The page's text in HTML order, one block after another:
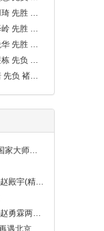
2026第20届全国象棋等级赛男子组[2]:陈羽琦 先胜 胡钧炫
2026第20届全国象棋等级赛男子组[2]:张泽岭 先胜 吴熙贤
2026第20届全国象棋等级赛男子组[2]:李悦华 先胜 王子秦
2026第20届全国象棋等级赛男子组[2]:郭煜栋 先负 钟念沂
2026第20届全国象棋等级赛男子组[2]:许诺 先负 褚明睿
越南赖理兄还不“赖”！象甲第2轮战胜河南国家大师武俊强
业余高手15回合杀败国家大师，张泽海 胜 赵殿宇(精彩)
“录音门”之后，最精彩的一盘棋，山东好汉赵勇霖两度弃子被黎铎顽强翻盘！